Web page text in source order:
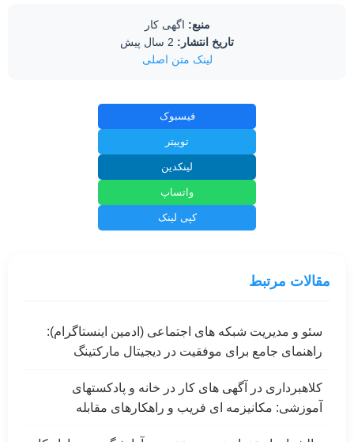
منبع: اگهی کار
تاریخ انتشار:
لینک متن اصلی
فیسبوک
توییتر
لینکدین
واتساپ
کپی لینک
مقالات مرتبط
سئو و مدیریت شبکه های اجتماعی (ادمین اینستاگرام):
راهنمای جامع برای موفقیت در دیجیتال مارکتینگ
کلاهبرداری در آگهی های کار در خانه و پادکستهای
آموزشی: مکانیزمه ای فریب و راهکارهای مقابله